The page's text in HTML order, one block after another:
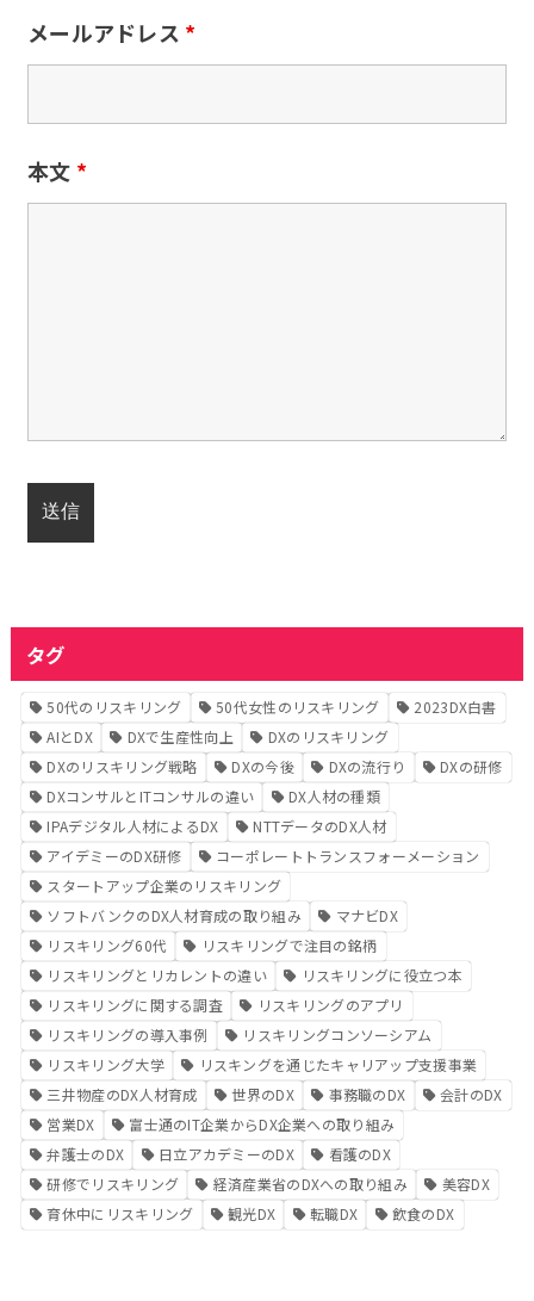
メールアドレス *
本文 *
タグ
50代のリスキリング 50代女性のリスキリング
2023DX白書
AIとDX
DXで生産性向上
DXのリスキリング
DXのリスキリング戦略
DXの今後 DXの流行り
DXの研修
DXコンサルとITコンサルの違い
DX人材の種類
IPAデジタル人材によるDX
NTTデータのDX人材
アイデミーのDX研修
コーポレートトランスフォーメーション
スタートアップ企業のリスキリング
ソフトバンクのDX人材育成の取り組み
マナビDX
リスキリング60代
リスキリングで注目の銘柄
リスキリングとリカレントの違い
リスキリングに役立つ本
リスキリングに関する調査
リスキリングのアプリ
リスキリングの導入事例
リスキリングコンソーシアム
リスキリング大学
リスキングを通じたキャリアップ支援事業
三井物産のDX人材育成
世界のDX 事務職のDX
会計のDX
営業DX
富士通のIT企業からDX企業への取り組み
弁護士のDX
日立アカデミーのDX
看護のDX
研修でリスキリング
経済産業省のDXへの取り組み
美容DX
育休中にリスキリング
観光DX 転職DX 飲食のDX